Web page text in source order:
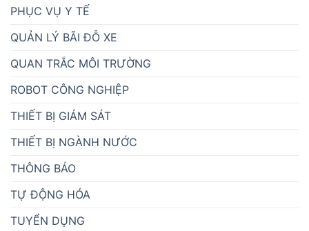
PHỤC VỤ Y TẾ
QUẢN LÝ BÃI ĐỖ XE
QUAN TRẮC MÔI TRƯỜNG
ROBOT CÔNG NGHIỆP
THIẾT BỊ GIÁM SÁT
THIẾT BỊ NGÀNH NƯỚC
THÔNG BÁO
TỰ ĐỘNG HÓA
TUYỂN DỤNG